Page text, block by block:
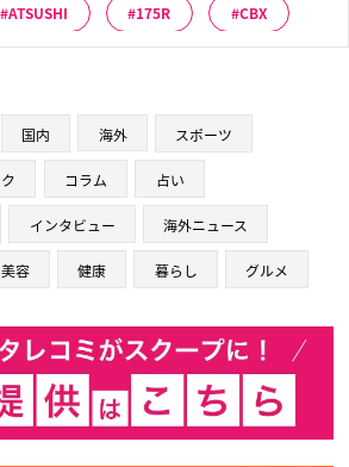
ATSUSHI 175R CBX
国内 海外 スポーツ
コラム 占い
インタビュー 海外ニュース
美容 健康 暮らし グルメ